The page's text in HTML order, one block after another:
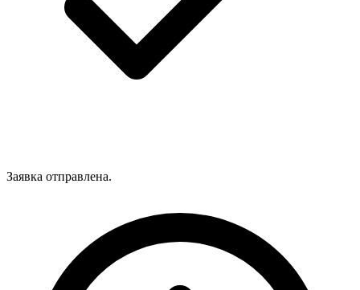
Заявка отправлена.